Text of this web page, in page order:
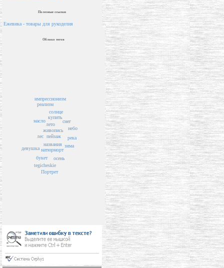
Полезные ссылки
Ежевика - товары для рукоделия
Облако тегов
пейзаж
названия
живопись
лето
натюрморт
купить
солнце
лес
зима
осень
букет
масло
река
снег
tegicheskie
реализм
небо
импрессионизм
Портрет
девушка